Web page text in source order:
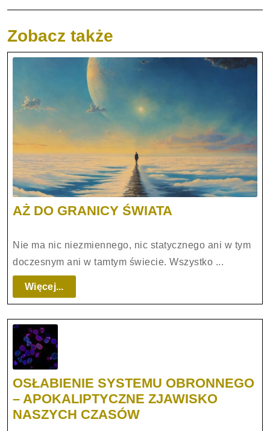
Zobacz także
AŻ DO GRANICY ŚWIATA
GRANICY
ŚWIATA
Nie ma nic niezmiennego, nic statycznego ani w tym
doczesnym ani w tamtym świecie. Wszystko ...
Więcej...
OSŁABIENIE SYSTEMU OBRONNEGO
– APOKALIPTYCZNE ZJAWISKO
NASZYCH CZASÓWOSŁABIENIE